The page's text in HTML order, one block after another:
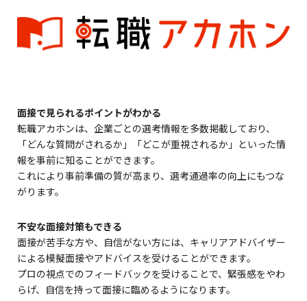
面接で見られるポイントがわかる
転職アカホンは、企業ごとの選考情報を多数掲載しており、
「どんな質問がされるか」「どこが重視されるか」といった情
報を事前に知ることができます。
これにより事前準備の質が高まり、選考通過率の向上にもつな
がります。
不安な面接対策もできる
面接が苦手な方や、自信がない方には、キャリアアドバイザー
による模擬面接やアドバイスを受けることができます。
プロの視点でのフィードバックを受けることで、緊張感をやわ
らげ、自信を持って面接に臨めるようになります。